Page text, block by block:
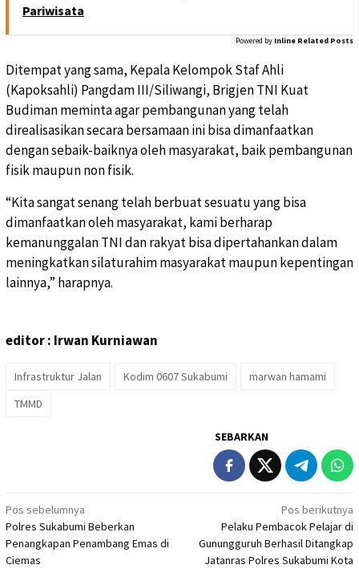
Pariwisata
Powered by Inline Related Posts
Ditempat yang sama, Kepala Kelompok Staf Ahli
(Kapoksahli) Pangdam III/Siliwangi, Brigjen TNI Kuat
Budiman meminta agar pembangunan yang telah
direalisasikan secara bersamaan ini bisa dimanfaatkan
dengan sebaik-baiknya oleh masyarakat, baik pembangunan
fisik maupun non fisik.
“Kita sangat senang telah berbuat sesuatu yang bisa
dimanfaatkan oleh masyarakat, kami berharap
kemanunggalan TNI dan rakyat bisa dipertahankan dalam
meningkatkan silaturahim masyarakat maupun kepentingan
lainnya,” harapnya.
editor : Irwan Kurniawan
Infrastruktur Jalan Kodim 0607 Sukabumi
marwan hamami
TMMD
SEBARKAN
Navigasi
pos
Pos sebelumnya
Polres Sukabumi Beberkan
Penangkapan Penambang Emas di
Ciemas
Pos berikutnya
Pelaku Pembacok Pelajar di
Gunungguruh Berhasil Ditangkap
Jatanras Polres Sukabumi Kota